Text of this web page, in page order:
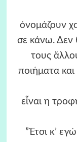
ὀνομάζουν
σε κάνω. Δεν
τους
ποιήματα
εἶναι η
”Έτσι κ’